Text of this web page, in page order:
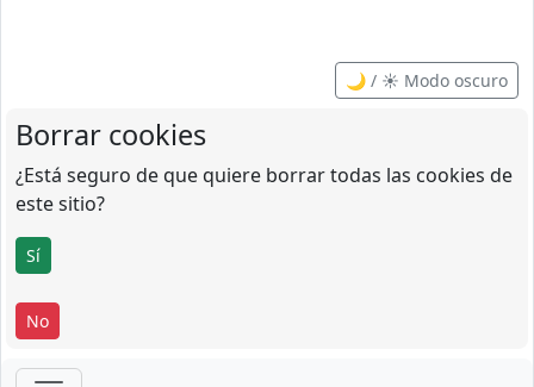
🌙 / ☀️ Modo oscuro
Borrar cookies
¿Está seguro de que quiere borrar todas las cookies de
este sitio?